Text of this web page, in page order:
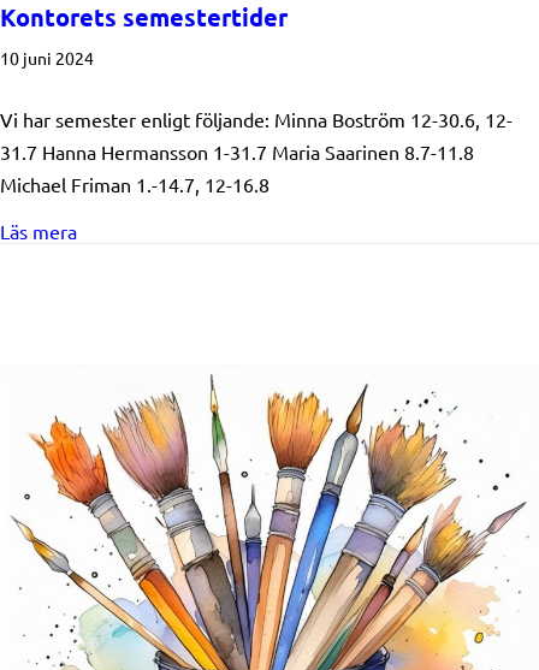
Kontorets semestertider
10 juni 2024
Vi har semester enligt följande: Minna Boström 12-30.6, 12-
31.7 Hanna Hermansson 1-31.7 Maria Saarinen 8.7-11.8
Michael Friman 1.-14.7, 12-16.8
Läs meraabout Kontorets semestertider